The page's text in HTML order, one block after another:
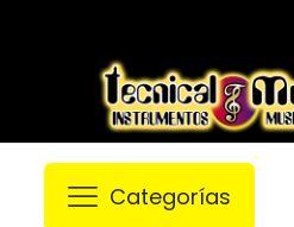
Categorías